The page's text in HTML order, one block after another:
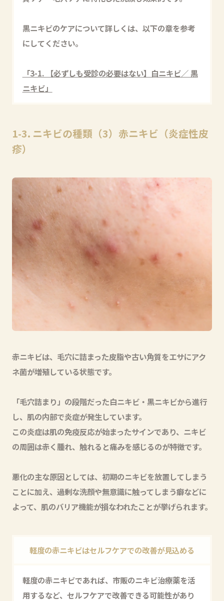
黒ニキビのケアについて詳しくは、以下の章を参考
にしてください。
「3-1. 【必ずしも受診の必要はない】白ニキビ／ 黒
ニキビ」
1-3. ニキビの種類（3）赤ニキビ（炎症性皮
疹）
赤ニキビは、毛穴に詰まった皮脂や古い角質をエサにアク
ネ菌が増殖している状態です。
「毛穴詰まり」の段階だった白ニキビ・黒ニキビから進行
し、肌の内部で炎症が発生しています。
この炎症は肌の免疫反応が始まったサインであり、ニキビ
の周囲は赤く腫れ、触れると痛みを感じるのが特徴です。
悪化の主な原因としては、初期のニキビを放置してしまう
ことに加え、過剰な洗顔や無意識に触ってしまう癖などに
よって、肌のバリア機能が損なわれたことが挙げられます。
軽度の赤ニキビはセルフケアでの改善が見込める
軽度の赤ニキビであれば、市販のニキビ治療薬を活
用するなど、セルフケアで改善できる可能性があり